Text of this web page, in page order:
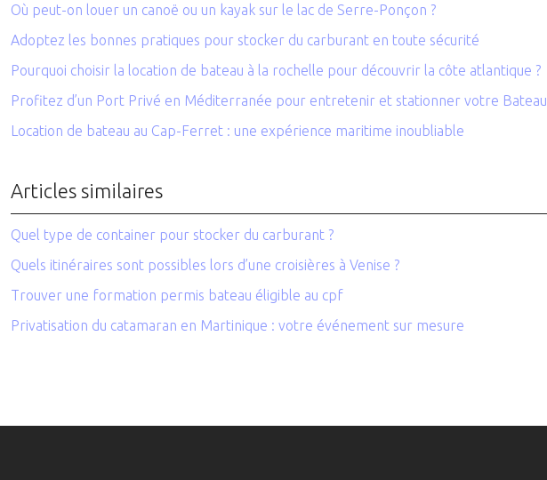
Où peut-on louer un canoë ou un kayak sur le lac de Serre-Ponçon ?
Adoptez les bonnes pratiques pour stocker du carburant en toute sécurité
Pourquoi choisir la location de bateau à la rochelle pour découvrir la côte atlantique ?
Profitez d’un Port Privé en Méditerranée pour entretenir et stationner votre Bateau
Location de bateau au Cap-Ferret : une expérience maritime inoubliable
Articles similaires
Quel type de container pour stocker du carburant ?
Quels itinéraires sont possibles lors d’une croisières à Venise ?
Trouver une formation permis bateau éligible au cpf
Privatisation du catamaran en Martinique : votre événement sur mesure